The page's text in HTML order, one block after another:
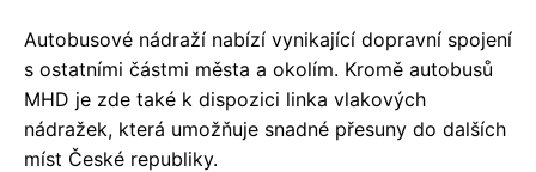
Autobusové nádraží nabízí vynikající dopravní spojení
s ostatními částmi města a okolím. Kromě autobusů
MHD je zde také k dispozici linka vlakových
nádražek, která umožňuje snadné přesuny do dalších
míst České republiky.